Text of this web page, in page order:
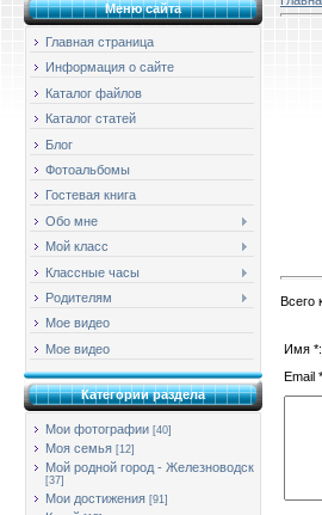
Меню сайта
Главная страница
Информация о сайте
Каталог файлов
Каталог статей
Блог
Фотоальбомы
Гостевая книга
Обо мне
Мой класс
Классные часы
Родителям
Мое видео
Мое видео
Категории раздела
Мои фотографии [40]
Моя семья [12]
Мой родной город - Железноводск
[37]
Мои достижения [91]
Всего
Имя *:
Email